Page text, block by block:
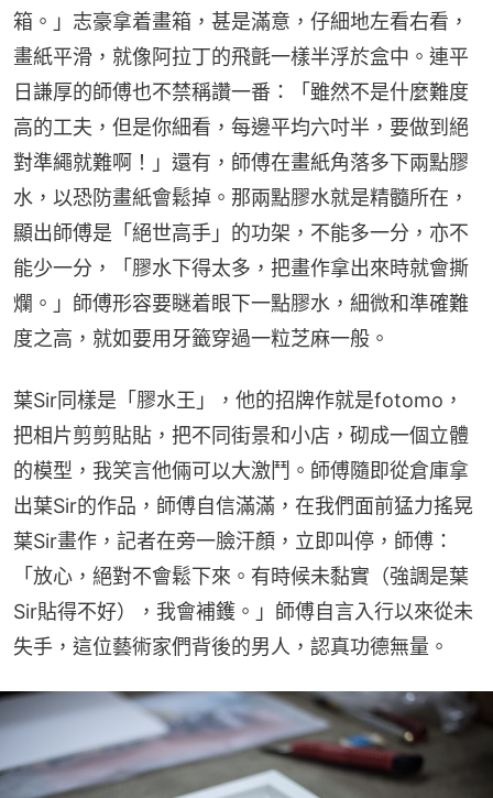
箱。」志豪拿着畫箱，甚是滿意，仔細地左看右看，
畫紙平滑，就像阿拉丁的飛氈一樣半浮於盒中。連平
日謙厚的師傅也不禁稱讚一番：「雖然不是什麼難度
高的工夫，但是你細看，每邊平均六吋半，要做到絕
對準繩就難啊！」還有，師傅在畫紙角落多下兩點膠
水，以恐防畫紙會鬆掉。那兩點膠水就是精髓所在，
顯出師傅是「絕世高手」的功架，不能多一分，亦不
能少一分，「膠水下得太多，把畫作拿出來時就會撕
爛。」師傅形容要瞇着眼下一點膠水，細微和準確難
度之高，就如要用牙籤穿過一粒芝麻一般。
葉Sir同樣是「膠水王」，他的招牌作就是fotomo，
把相片剪剪貼貼，把不同街景和小店，砌成一個立體
的模型，我笑言他倆可以大激鬥。師傅隨即從倉庫拿
出葉Sir的作品，師傅自信滿滿，在我們面前猛力搖晃
葉Sir畫作，記者在旁一臉汗顏，立即叫停，師傅：
「放心，絕對不會鬆下來。有時候未黏實（強調是葉
Sir貼得不好），我會補鑊。」師傅自言入行以來從未
失手，這位藝術家們背後的男人，認真功德無量。